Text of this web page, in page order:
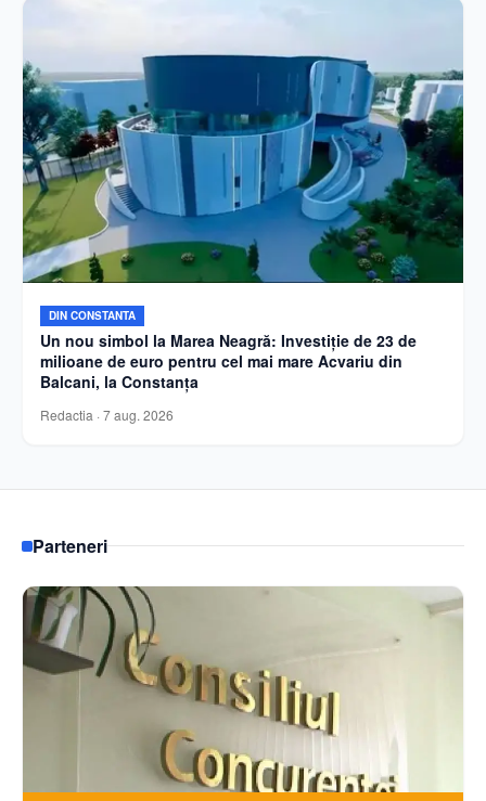
DIN CONSTANTA
Un nou simbol la Marea Neagră: Investiție de 23 de
milioane de euro pentru cel mai mare Acvariu din
Balcani, la Constanța
Redactia · 7 aug. 2026
Parteneri